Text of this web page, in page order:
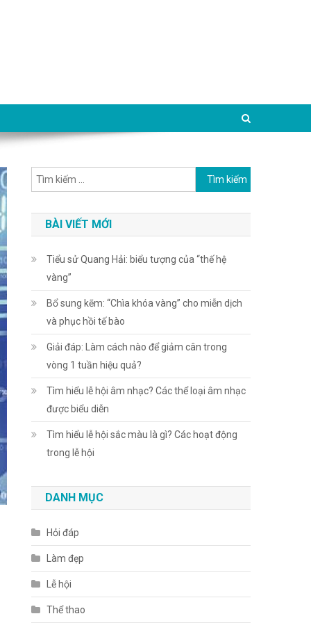
Tìm kiếm cho:
BÀI VIẾT MỚI
Tiểu sử Quang Hải: biểu tượng của “thế hệ
vàng”
Bổ sung kẽm: “Chìa khóa vàng” cho miễn dịch
và phục hồi tế bào
Giải đáp: Làm cách nào để giảm cân trong
vòng 1 tuần hiệu quả?
Tìm hiểu lễ hội âm nhạc? Các thể loại âm nhạc
được biểu diễn
Tìm hiểu lễ hội sắc màu là gì? Các hoạt động
trong lễ hội
DANH MỤC
Hỏi đáp
Làm đẹp
Lễ hội
Thể thao